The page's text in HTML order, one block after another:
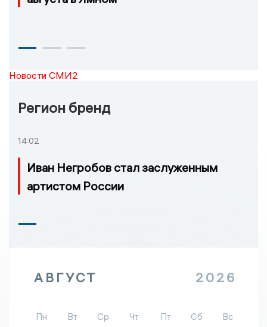
Новости СМИ2
Регион бренд
14:02
Иван Негробов стал заслуженным
артистом России
АВГУСТ 2026
Пн Вт Ср Чт Пт Сб
Вс